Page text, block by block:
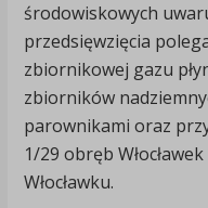
środowiskowych
przedsięwzięcia
zbiornikowej gazu
zbiorników
parownikami oraz
1/29 obręb
Włocławku.